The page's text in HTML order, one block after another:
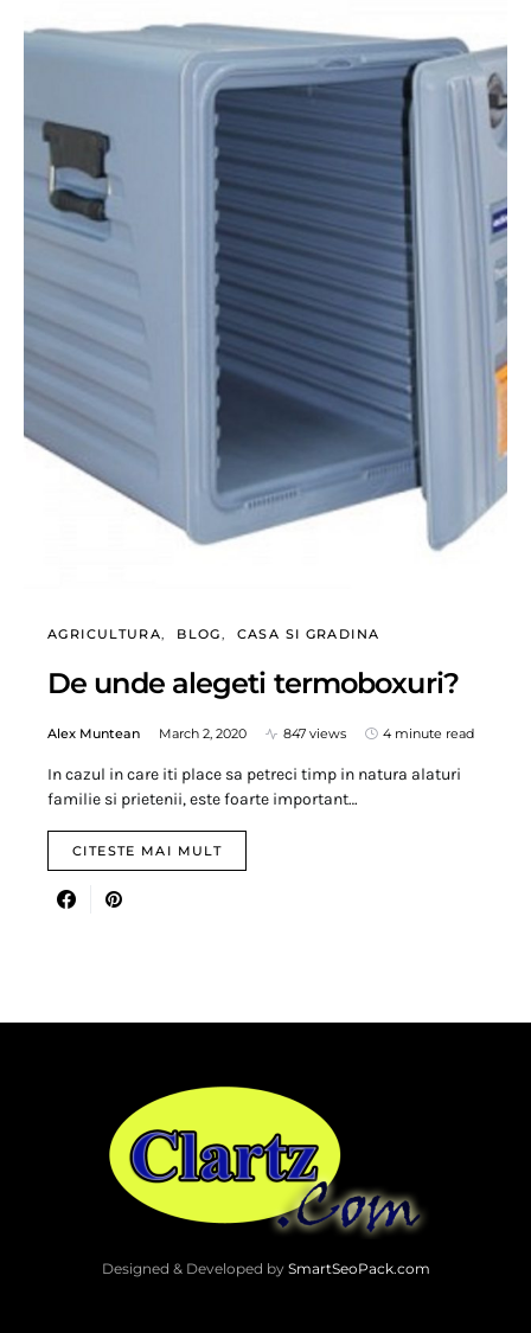
AGRICULTURA BLOG CASA SI GRADINA
De unde alegeti termoboxuri?
Alex Muntean March 2, 2020 847 views 4 minute read
In cazul in care iti place sa petreci timp in natura alaturi
familie si prietenii, este foarte important…
CITESTE MAI MULT
Designed & Developed by SmartSeoPack.com